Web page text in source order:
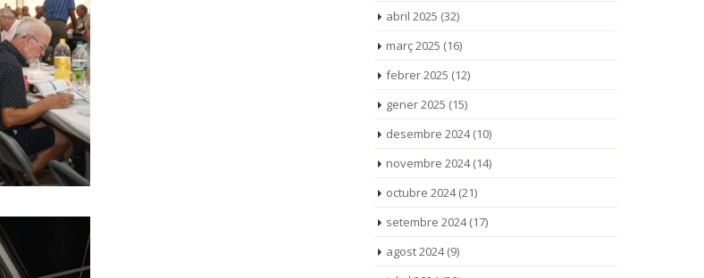
abril 2025 (32)
març 2025 (16)
febrer 2025 (12)
gener 2025 (15)
desembre 2024(10)
novembre 2024(14)
octubre 2024(21)
setembre 2024(17)
agost 2024(9)